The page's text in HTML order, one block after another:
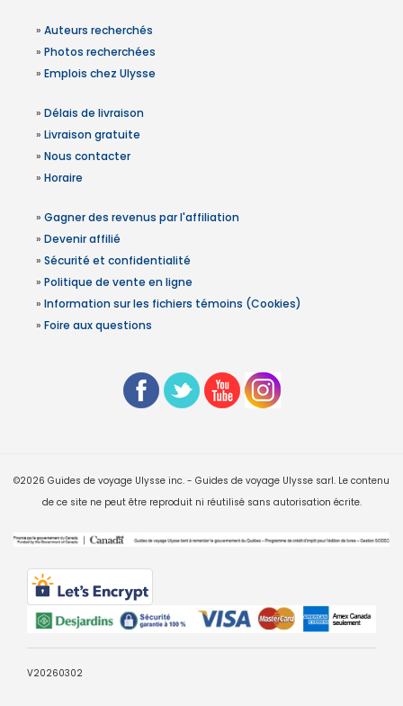
» Auteurs recherchés
» Photos recherchées
» Emplois chez Ulysse
» Délais de livraison
» Livraison gratuite
» Nous contacter
» Horaire
» Gagner des revenus par l'affiliation
» Devenir affilié
» Sécurité et confidentialité
» Politique de vente en ligne
» Information sur les fichiers témoins (Cookies)
» Foire aux questions
©2026 Guides de voyage Ulysse inc. - Guides de voyage Ulysse sarl. Le contenu
de ce site ne peut être reproduit ni réutilisé sans autorisation écrite.
V20260302